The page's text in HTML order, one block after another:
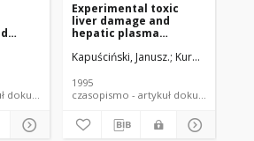
czasopismo - artykuł dokument piśmienniczy
Experimental toxic
liver damage and
hepatic plasma
mebrofenin
derivative). III. Chronic
CCL4-induced liver
cirrhosis in rabbits
Kapuściński, Janusz. Kuroszczyk,
1995
czasopismo - artykuł